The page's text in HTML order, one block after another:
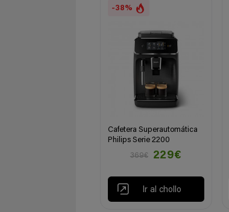
-38%
Cafetera Superautomática
Philips Serie 2200
369€
229€
Ir al chollo